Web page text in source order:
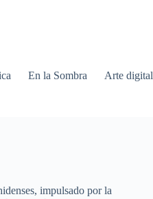
En la Sombra Arte digital
impulsado por la